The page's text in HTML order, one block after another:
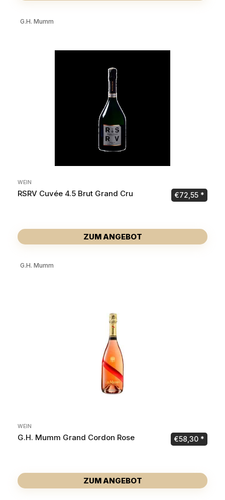
G.H. Mumm
WEIN
RSRV Cuvée 4.5 Brut Grand Cru €72,55
ZUM ANGEBOT
G.H. Mumm
WEIN
G.H. Mumm Grand Cordon Rose €58,30
ZUM ANGEBOT